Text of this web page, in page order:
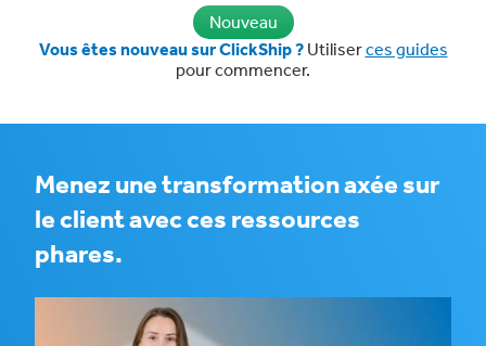
Nouveau
Vous êtes nouveau sur ClickShip ? Utiliserces guides
pour commencer.
Menez une transformation axée sur
le client avec ces ressources
phares.